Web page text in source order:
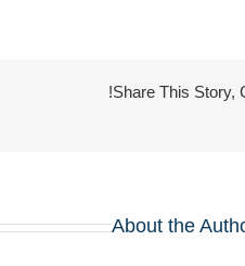
Share This Story,
About the